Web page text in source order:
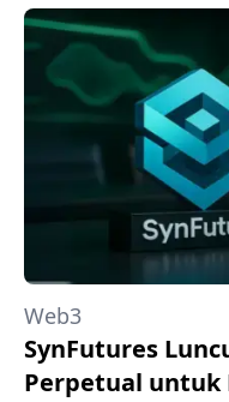
Web3
SynFutures
Perpetual untuk